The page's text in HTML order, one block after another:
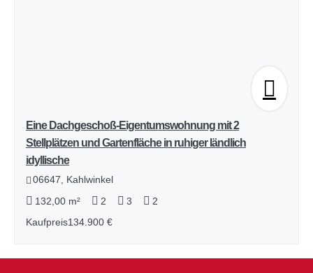
Eine Dachgeschoß-Eigentumswohnung mit 2
Stellplätzen und Gartenfläche in ruhiger ländlich
idyllische
06647, Kahlwinkel
132,00 m²
2 3
2
Kaufpreis134.900 €